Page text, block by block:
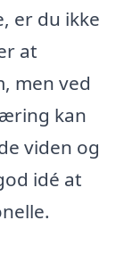
er du ikke
at
men ved
kan
viden og
idé at